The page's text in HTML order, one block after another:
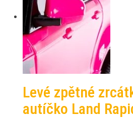
Levé zpětné
autíčko Land